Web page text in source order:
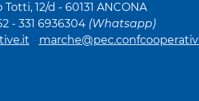
Totti, 12/d - 60131 ANCONA
- 331 6936304 (Whatsapp)
-